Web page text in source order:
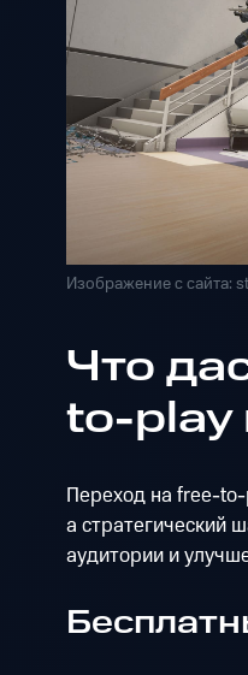
Изображение с сайта:
Что
to-play
Переход на free-
а стратегический
аудитории и